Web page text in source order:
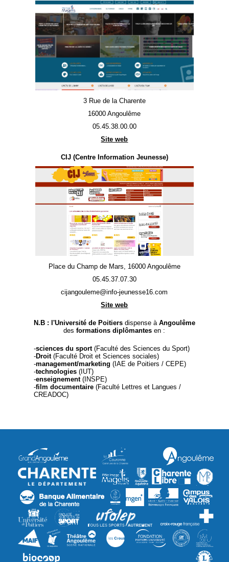
3 Rue de la Charente
16000 Angoulême
05.45.38.00.00
Site web
CIJ (Centre Information Jeunesse)
Place du Champ de Mars, 16000 Angoulême
05.45.37.07.30
cijangouleme@info-jeunesse16.com
Site web
N.B : l'Université de Poitiersdispense à Angoulême
desformations diplômantesen :
-sciences du sport(Faculté des Sciences du Sport)
-Droit(Faculté Droit et Sciences sociales)
-management/marketing (IAE de Poitiers / CEPE)
-technologies(IUT)
-enseignement(INSPE)
-film documentaire(Faculté Lettres et Langues /
CREADOC)